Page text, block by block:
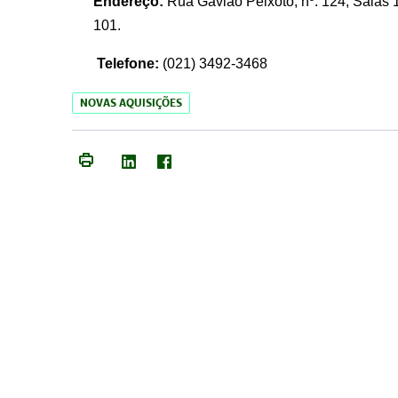
101.
Telefone: (021) 3492-3468
NOVAS AQUISIÇÕES